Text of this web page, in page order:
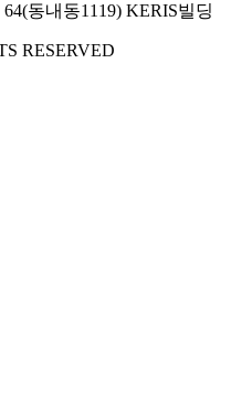
동내동1119) KERIS빌딩
RESERVED